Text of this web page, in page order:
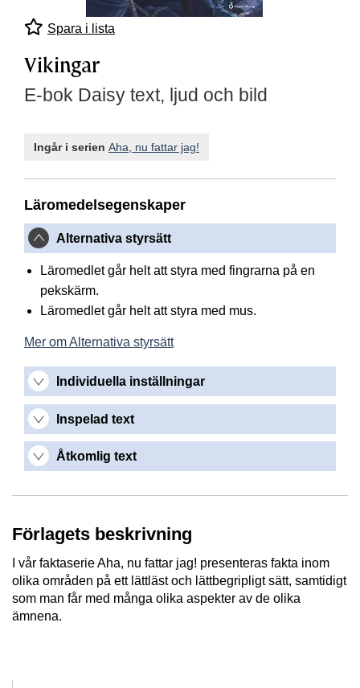
Spara i lista
Vikingar
E-bok Daisy text, ljud och bild
Ingår i serien Aha, nu fattar jag!
Läromedelsegenskaper
Alternativa styrsätt
Läromedlet går helt att styra med fingrarna på en
pekskärm.
Läromedlet går helt att styra med mus.
Mer om Alternativa styrsätt
Individuella inställningar
Inspelad text
Åtkomlig text
Förlagets beskrivning
I vår faktaserie Aha, nu fattar jag! presenteras fakta inom
olika områden på ett lättläst och lättbegripligt sätt, samtidigt
som man får med många olika aspekter av de olika
ämnena.